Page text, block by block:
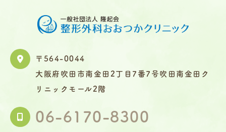
〒564-0044
大阪府吹田市南金田2丁目7番7号吹田南金田ク
リニックモール2階
06-6170-8300